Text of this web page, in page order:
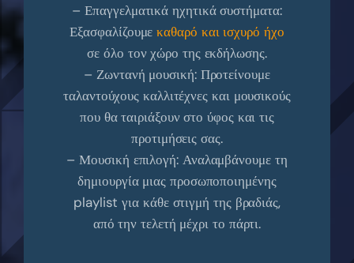
– Επαγγελματικά ηχητικά συστήματα:
Εξασφαλίζουμεκαθαρό και ισχυρό ήχο
σε όλο τον χώρο της εκδήλωσης.
– Ζωντανή μουσική: Προτείνουμε
ταλαντούχους καλλιτέχνες και μουσικούς
που θα ταιριάξουν στο ύφος και τις
προτιμήσεις σας.
– Μουσική επιλογή: Αναλαμβάνουμε τη
δημιουργία μιας προσωποποιημένης
playlist για κάθε στιγμή της βραδιάς,
από την τελετή μέχρι το πάρτι.